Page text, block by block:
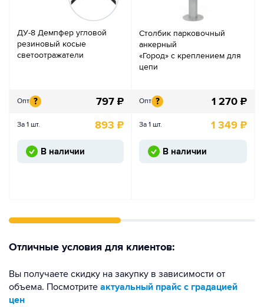
ДУ-8 Демпфер угловой
резиновый косые
светоотражатели
Опт ? 797 ₽
За 1 шт. 893 ₽
В наличии
Столбик парковочный
анкерный
«Город» с креплением для
цепи
Опт ? 1 270 ₽
За 1 шт. 1 349 ₽
В наличии
Отличные условия для клиентов:
Вы получаете скидку на закупку в зависимости от
объема. Посмотрите актуальный прайс с градацией
цен